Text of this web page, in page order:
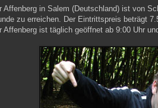
Affenberg in Salem (Deutschland) ist von
zu erreichen. Der Eintrittspreis beträgt
Affenberg ist täglich geöffnet ab 9:00 Uhr